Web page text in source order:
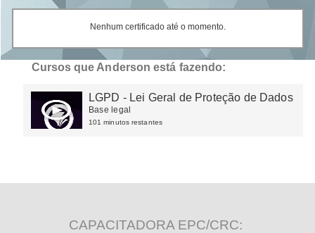
Nenhum certificado até o momento.
Cursos que Anderson está fazendo:
LGPD - Lei Geral de Proteção de Dados
Base legal
101 minutos restantes
CAPACITADORA EPC/CRC: